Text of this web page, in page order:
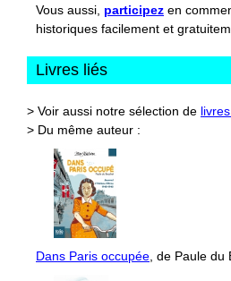
Vous aussi, participez en
historiques facilement et
Livres liés
> Voir aussi notre sélection de
> Du même auteur :
Dans Paris occupée , de Paule du